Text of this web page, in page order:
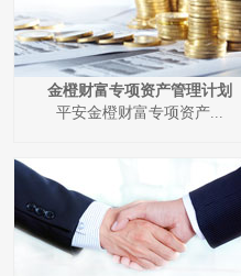
金橙财富专项资产管理计划
平安金橙财富专项资产...